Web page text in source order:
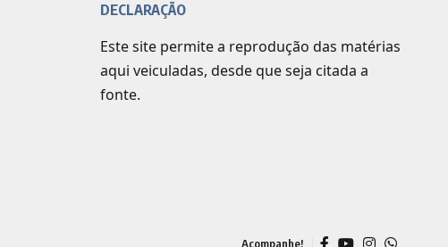
DECLARAÇÃO
Este site permite a reprodução das matérias
aqui veiculadas, desde que seja citada a
fonte.
Acompanhe!